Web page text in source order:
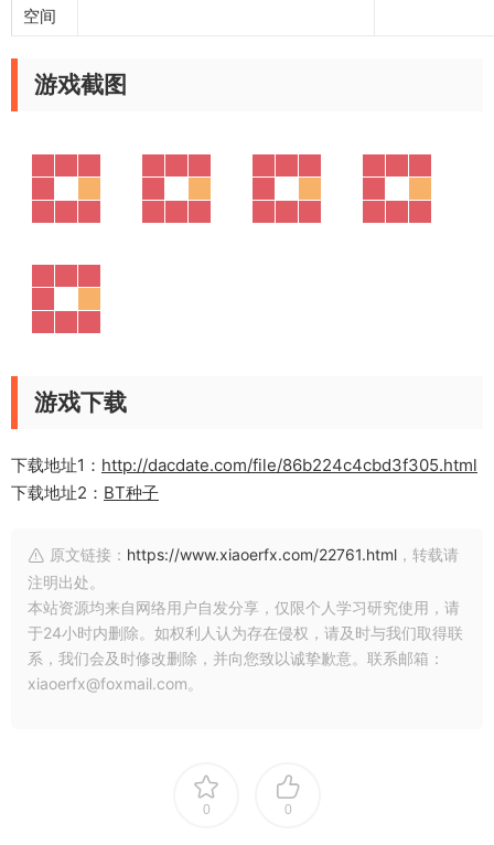
空间
游戏截图
游戏下载
下载地址1： http://dacdate.com/file/86b224c4cbd3f305.html
下载地址2： BT种子
原文链接： https://www.xiaoerfx.com/22761.html ，转载请
注明出处。
本站资源均来自网络用户自发分享，仅限个人学习研究使用，请
于24小时内删除。如权利人认为存在侵权，请及时与我们取得联
系，我们会及时修改删除，并向您致以诚挚歉意。联系邮箱：
xiaoerfx@foxmail.com。
0 0